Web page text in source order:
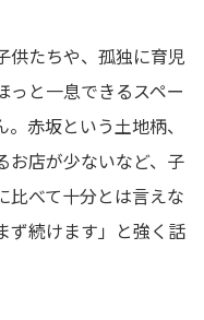
供たちや、孤独に育児
っと一息できるスペー
赤坂という土地柄、
お店が少ないなど、子
比べて十分とは言えな
ず続けます」と強く話